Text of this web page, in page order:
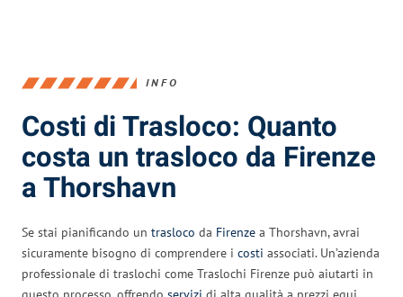
INFO
Costi di Trasloco: Quanto
costa un trasloco da Firenze
a Thorshavn
Se stai pianificando un trasloco da Firenze a Thorshavn, avrai
sicuramente bisogno di comprendere i costi associati. Un’azienda
professionale di traslochi come Traslochi Firenze può aiutarti in